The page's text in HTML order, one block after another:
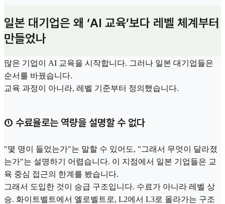
일본 대기업은 왜 ‘AI 교육’보다 레벨 체계부터
만들었나
많은 기업이 AI 교육을 시작합니다. 그러나 일본 대기업들은
순서를 바꿨습니다.
교육 과정이 아니라, 레벨 기준부터 정의했습니다.
① 수료율로는 역량을 설명할 수 없다
"몇 명이 들었는가"는 말할 수 있어도, "그래서 무엇이 달라졌
는가"는 설명하기 어렵습니다. 이 지점에서 일본 기업들은 교
육 중심 접근의 한계를 봤습니다.
그래서 도입한 것이 승급 구조입니다. 수료가 아니라 레벨 상
승. 화이트벨트에서 옐로벨트로, L2에서 L3로 올라가는 구조